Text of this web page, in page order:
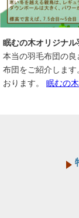
眠むの木オリジナ
本当の羽毛布団の
布団をご紹介しま
おります。 眠むの